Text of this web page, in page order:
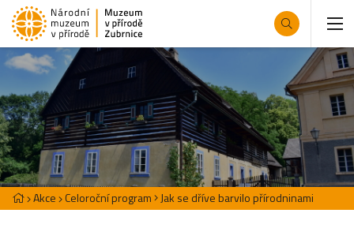
Akce Celoroční program Jak se dříve barvilo přírodninami